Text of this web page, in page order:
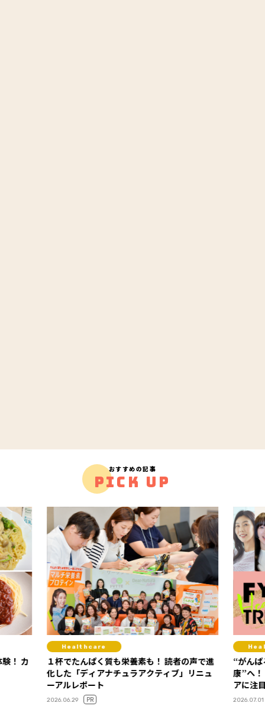
おすすめの記事
PICK UP
声で進
Healthcare
“がんばる健康”から“心地よく整える健
康”へ！ 2026年下半期は運動・休養・血糖ケ
アに注目
2026.07.01
おや
で罪
やつ